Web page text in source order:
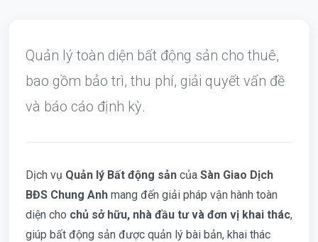
Quản lý toàn diện bất động sản cho thuê,
bao gồm bảo trì, thu phí, giải quyết vấn đề
và báo cáo định kỳ.
Dịch vụ Quản lý Bất động sản của Sàn Giao Dịch
BĐS Chung Anh mang đến giải pháp vận hành toàn
diện cho chủ sở hữu, nhà đầu tư và đơn vị khai thác,
giúp bất động sản được quản lý bài bản, khai thác